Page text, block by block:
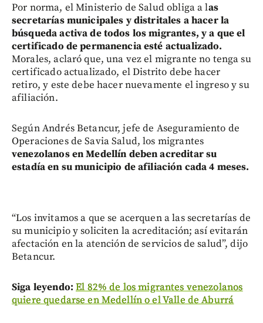
Por norma, el Ministerio de Salud obliga a las
secretarías municipales y distritales a hacer la
búsqueda activa de todos los migrantes, y a que el
certificado de permanencia esté actualizado.
Morales, aclaró que, una vez el migrante no tenga su
certificado actualizado, el Distrito debe hacer
retiro, y este debe hacer nuevamente el ingreso y su
afiliación.
Según Andrés Betancur, jefe de Aseguramiento de
Operaciones de Savia Salud, los migrantes
venezolanos en Medellín deben acreditar su
estadía en su municipio de afiliación cada 4 meses.
“Los invitamos a que se acerquen a las secretarías de
su municipio y soliciten la acreditación; así evitarán
afectación en la atención de servicios de salud”, dijo
Betancur.
Siga leyendo:El 82% de los migrantes venezolanos
quiere quedarse en Medellín o el Valle de Aburrá